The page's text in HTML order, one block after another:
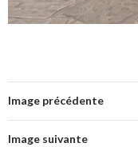
Image précédente
Image suivante